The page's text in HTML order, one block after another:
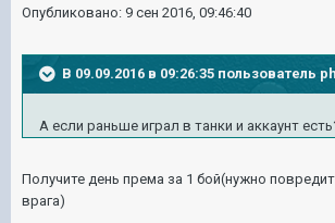
Опубликовано: 9 сен 2016, 09:46:40
В 09.09.2016 в 09:26:35 пользователь
А если раньше играл в танки и аккаунт
Получите день према за 1 бой(нужно
врага)